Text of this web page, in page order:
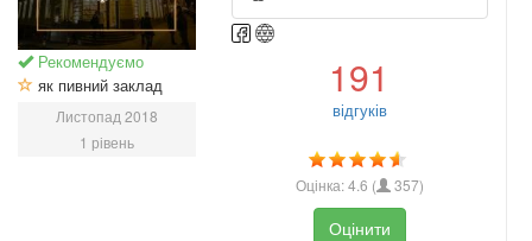
Рекомендуємо
як пивний заклад
Листопад 2018
1 рівень
191
відгуків
Оцінка:4.6 ( 357)
Оцінити